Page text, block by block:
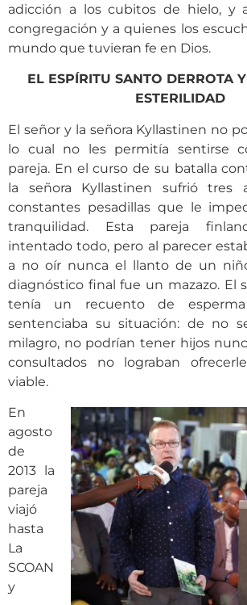
adicción a los cubitos de hielo, y
congregación y a quienes los
mundo que tuvieran fe en Dios.
EL ESPÍRITU SANTO DERROTA
ESTERILIDAD
El señor y la señora Kyllastinen no
lo cual no les permitía sentirse
pareja. En el curso de su batalla
la señora Kyllastinen sufrió tres
constantes pesadillas que le
tranquilidad. Esta pareja
intentado todo, pero al parecer
a no oír nunca el llanto de un
diagnóstico final fue un mazazo. El
tenía un recuento de
sentenciaba su situación: de no
milagro, no podrían tener hijos
consultados no lograban
viable.
En
agosto
de
2013 la
pareja
viajó
hasta
La
SCOAN
y